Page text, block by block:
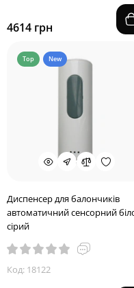
4614 грн
Top New
Диспенсер для балончиків
автоматичний сенсорний
сірий
Код: 18122